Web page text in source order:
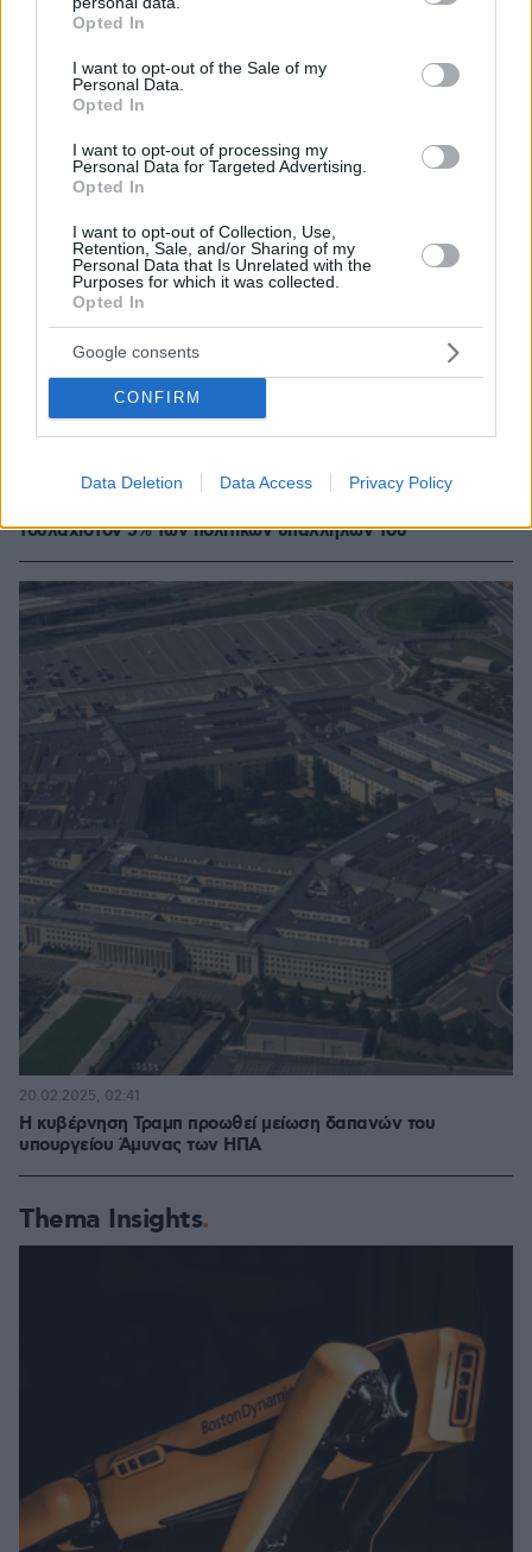
grant or deny consent to Google and its third-party tags to
use your data for below specified purposes in below Google
consent section.
Opted In
I want to opt-out of the Sale of my
Personal Data.
Opted In
I want to opt-out of processing my
Personal Data for Targeted Advertising.
Opted In
I want to opt-out of Collection, Use,
Retention, Sale, and/or Sharing of my
Personal Data that Is Unrelated with the
Purposes for which it was collected.
Opted In
Google consents
CONFIRM
Data Deletion Data Access Privacy Policy
τουλάχιστον 5% των πολιτικών υπαλλήλων του
22.02.2025, 02:16
Η κυβέρνηση Τραμπ προωθεί μείωση δαπανών του
υπουργείου Άμυνας των ΗΠΑ
20.02.2025, 02:41
Thema Insights